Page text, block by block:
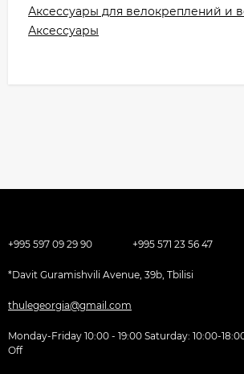
Аксессуары для велокреплений и
Аксессуары
+995 597 09 29 90 +995 571 23 56 47
*Davit Guramishvili Avenue, 39b, Tbilisi
thulegeorgia@gmail.com
Monday-Friday 10:00 - 19:00 Saturday: 10:00-18:00 Sunday: Day
Off